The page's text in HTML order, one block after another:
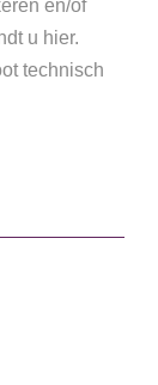
en/of
u hier.
technisch